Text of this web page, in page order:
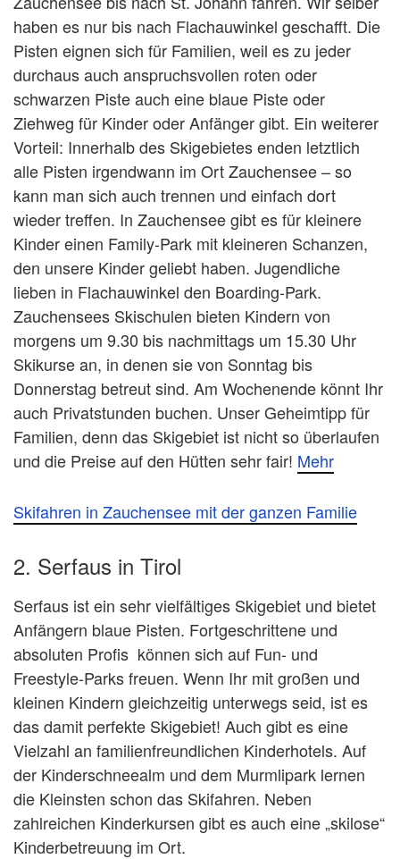
haben es nur bis nach Flachauwinkel geschafft. Die
Pisten eignen sich für Familien, weil es zu jeder
durchaus auch anspruchsvollen roten oder
schwarzen Piste auch eine blaue Piste oder
Ziehweg für Kinder oder Anfänger gibt. Ein weiterer
Vorteil: Innerhalb des Skigebietes enden letztlich
alle Pisten irgendwann im Ort Zauchensee – so
kann man sich auch trennen und einfach dort
wieder treffen. In Zauchensee gibt es für kleinere
Kinder einen Family-Park mit kleineren Schanzen,
den unsere Kinder geliebt haben. Jugendliche
lieben in Flachauwinkel den Boarding-Park.
Zauchensees Skischulen bieten Kindern von
morgens um 9.30 bis nachmittags um 15.30 Uhr
Skikurse an, in denen sie von Sonntag bis
Donnerstag betreut sind. Am Wochenende könnt Ihr
auch Privatstunden buchen. Unser Geheimtipp für
Familien, denn das Skigebiet ist nicht so überlaufen
und die Preise auf den Hütten sehr fair! Mehr
Skifahren in Zauchensee mit der ganzen Familie
2. Serfaus in Tirol
Serfaus ist ein sehr vielfältiges Skigebiet und bietet
Anfängern blaue Pisten. Fortgeschrittene und
absoluten Profis können sich auf Fun- und
Freestyle-Parks freuen. Wenn Ihr mit großen und
kleinen Kindern gleichzeitig unterwegs seid, ist es
das damit perfekte Skigebiet! Auch gibt es eine
Vielzahl an familienfreundlichen Kinderhotels. Auf
der Kinderschneealm und dem Murmlipark lernen
die Kleinsten schon das Skifahren. Neben
zahlreichen Kinderkursen gibt es auch eine „skilose“
Kinderbetreuung im Ort.